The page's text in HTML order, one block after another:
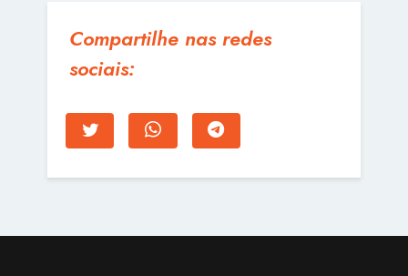
Compartilhe nas redes
sociais: